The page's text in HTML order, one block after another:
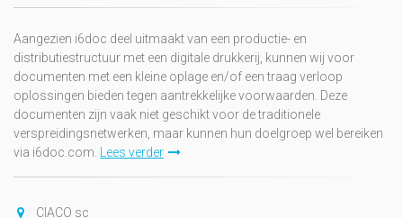
Aangezien i6doc deel uitmaakt van een productie- en
distributiestructuur met een digitale drukkerij, kunnen wij voor
documenten met een kleine oplage en/of een traag verloop
oplossingen bieden tegen aantrekkelijke voorwaarden. Deze
documenten zijn vaak niet geschikt voor de traditionele
verspreidingsnetwerken, maar kunnen hun doelgroep wel bereiken
via i6doc.com. Lees verder
CIACO sc